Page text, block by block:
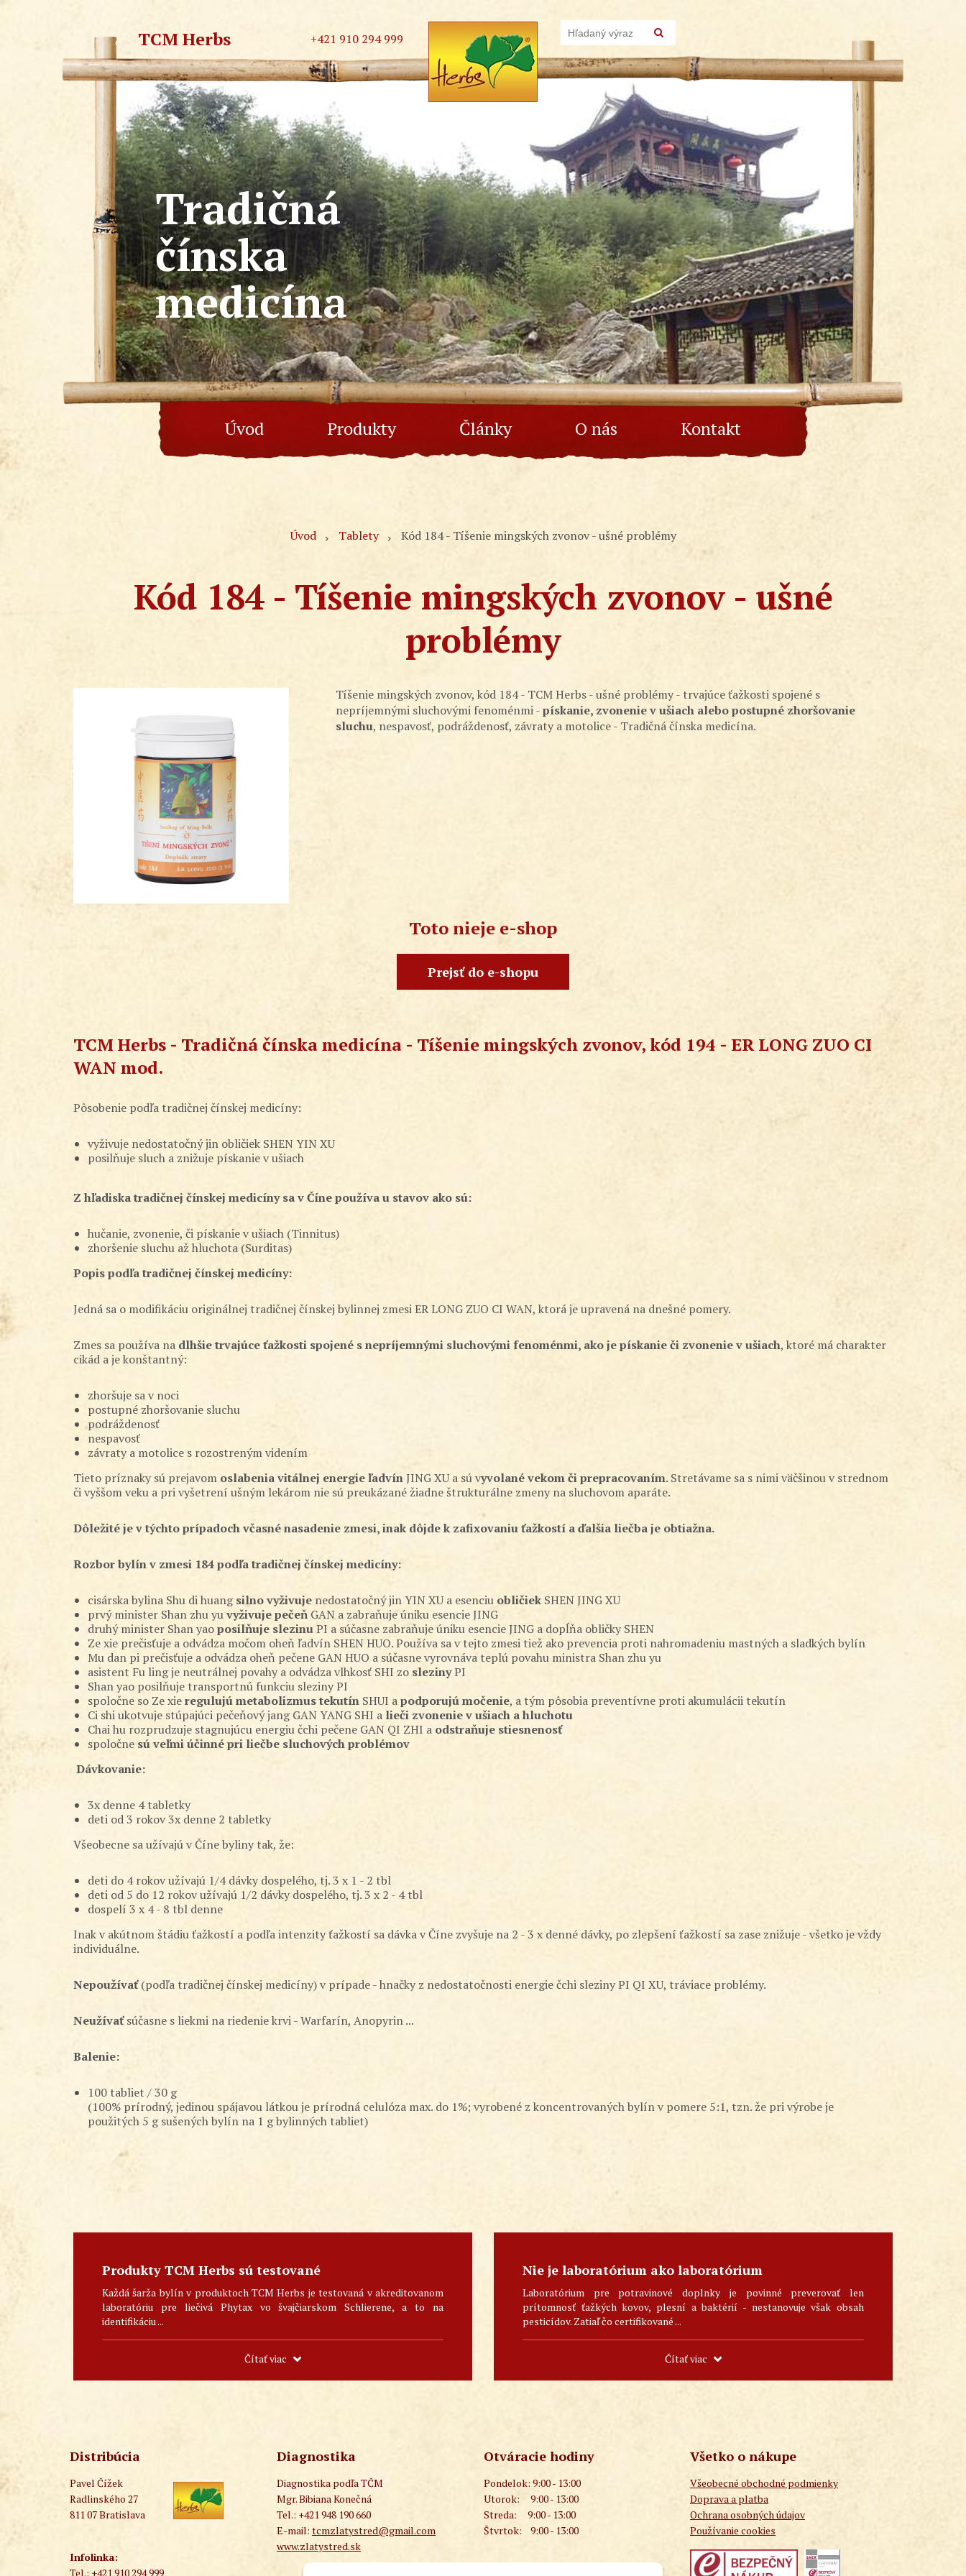
TCM Herbs +421 910 294 999
Tradičná
čínska
medicína
Úvod Produkty Články O nás Kontakt
Úvod Tablety Kód 184 - Tíšenie mingských zvonov - ušné problémy
Kód 184 - Tíšenie mingských zvonov - ušné
problémy
Tíšenie mingských zvonov, kód 184 - TCM Herbs - ušné problémy - trvajúce ťažkosti spojené s
nepríjemnými sluchovými fenoménmi -pískanie, zvonenie v ušiach alebo postupné zhoršovanie
sluchu, nespavosť, podráždenosť, závraty a motolice - Tradičná čínska medicína.
Toto nieje e-shop
Prejsť do e-shopu
TCM Herbs - Tradičná čínska medicína - Tíšenie mingských zvonov, kód 194 - ER LONG ZUO CI
WAN mod.
Pôsobenie podľa tradičnej čínskej medicíny:
vyživuje nedostatočný jin obličiek SHEN YIN XU
posilňuje sluch a znižuje pískanie v ušiach
Z hľadiska tradičnej čínskej medicíny sa v Číne používa u stavov ako sú:
hučanie, zvonenie, či pískanie v ušiach (Tinnitus)
zhoršenie sluchu až hluchota (Surditas)
Popis podľa tradičnej čínskej medicíny:
Jedná sa o modifikáciu originálnej tradičnej čínskej bylinnej zmesi ER LONG ZUO CI WAN, ktorá je upravená na dnešné pomery.
Zmes sa používa na dlhšie trvajúce ťažkosti spojené s nepríjemnými sluchovými fenoménmi, ako je pískanie či zvonenie v ušiach, ktoré má charakter
cikád a je konštantný:
zhoršuje sa v noci
postupné zhoršovanie sluchu
podráždenosť
nespavosť
závraty a motolice s rozostreným videním
Tieto príznaky sú prejavom oslabenia vitálnej energie ľadvínJING XU a sú vyvolané vekom či prepracovaním. Stretávame sa s nimi väčšinou v strednom
či vyššom veku a pri vyšetrení ušným lekárom nie sú preukázané žiadne štrukturálne zmeny na sluchovom aparáte.
Dôležité je v týchto prípadoch včasné nasadenie zmesi, inak dôjde k zafixovaniu ťažkostí a ďalšia liečba je obtiažna.
Rozbor bylín v zmesi 184 podľa tradičnej čínskej medicíny:
cisárska bylina Shu di huangsilno vyživuje nedostatočný jin YIN XU a esenciu obličiek SHEN JING XU
prvý minister Shan zhu yuvyživuje pečeň GAN a zabraňuje úniku esencie JING
druhý minister Shan yaoposilňuje slezinuPI a súčasne zabraňuje úniku esencie JING a dopĺňa obličky SHEN
Ze xie prečisťuje a odvádza močom oheň ľadvín SHEN HUO. Používa sa v tejto zmesi tiež ako prevencia proti nahromadeniu mastných a sladkých bylín
Mu dan pi prečisťuje a odvádza oheň pečene GAN HUO a súčasne vyrovnáva teplú povahu ministra Shan zhu yu
asistent Fu ling je neutrálnej povahy a odvádza vlhkosť SHI zo slezinyPI
Shan yao posilňuje transportnú funkciu sleziny PI
spoločne so Ze xieregulujú metabolizmus tekutín SHUI apodporujú močenie, a tým pôsobia preventívne proti akumulácii tekutín
Ci shi ukotvuje stúpajúci pečeňový jang GAN YANG SHI a lieči zvonenie v ušiach a hluchotu
Chai hu rozprudzuje stagnujúcu energiu čchi pečene GAN QI ZHI a odstraňuje stiesnenosť
spoločne sú veľmi účinné pri liečbe sluchových problémov
Dávkovanie:
3x denne 4 tabletky
deti od 3 rokov 3x denne 2 tabletky
Všeobecne sa užívajú v Číne byliny tak, že:
deti do 4 rokov užívajú 1/4 dávky dospelého, tj. 3 x 1 - 2 tbl
deti od 5 do 12 rokov užívajú 1/2 dávky dospelého, tj. 3 x 2 - 4 tbl
dospelí 3 x 4 - 8 tbl denne
Inak v akútnom štádiu ťažkostí a podľa intenzity ťažkostí sa dávka v Číne zvyšuje na 2 - 3 x denné dávky, po zlepšení ťažkostí sa zase znižuje - všetko je vždy
individuálne.
Nepoužívať(podľa tradičnej čínskej medicíny) v prípade - hnačky z nedostatočnosti energie čchi sleziny PI QI XU, tráviace problémy.
Neužívaťsúčasne s liekmi na riedenie krvi - Warfarín, Anopyrin ...
Balenie:
100 tabliet / 30 g
(100% prírodný, jedinou spájavou látkou je prírodná celulóza max. do 1%; vyrobené z koncentrovaných bylín v pomere 5:1, tzn. že pri výrobe je
použitých 5 g sušených bylín na 1 g bylinných tabliet)
Produkty TCM Herbs sú testované
Každá šarža bylín v produktoch TCM Herbs je testovaná v akreditovanom
laboratóriu pre liečivá Phytax vo švajčiarskom Schlierene, a to na
identifikáciu ...
Čítať viac
Nie je laboratórium ako laboratórium
Laboratórium pre potravinové doplnky je povinné preverovať len
prítomnosť ťažkých kovov, plesní a baktérií - nestanovuje však obsah
pesticídov. Zatiaľ čo certifikované ...
Čítať viac
Distribúcia
Pavel Čížek
Radlinského 27
811 07 Bratislava
Infolinka:
Tel.: +421 910 294 999
Diagnostika
Diagnostika podľa TČM
Mgr. Bibiana Konečná
Tel.: +421 948 190 660
E-mail: tcmzlatystred@gmail.com
www.zlatystred.sk
Otváracie hodiny
Pondelok: 9:00 - 13:00
Utorok: 9:00 - 13:00
Streda: 9:00 - 13:00
Štvrtok: 9:00 - 13:00
Všetko o nákupe
Všeobecné obchodné podmienky
Doprava a platba
Ochrana osobných údajov
Používanie cookies